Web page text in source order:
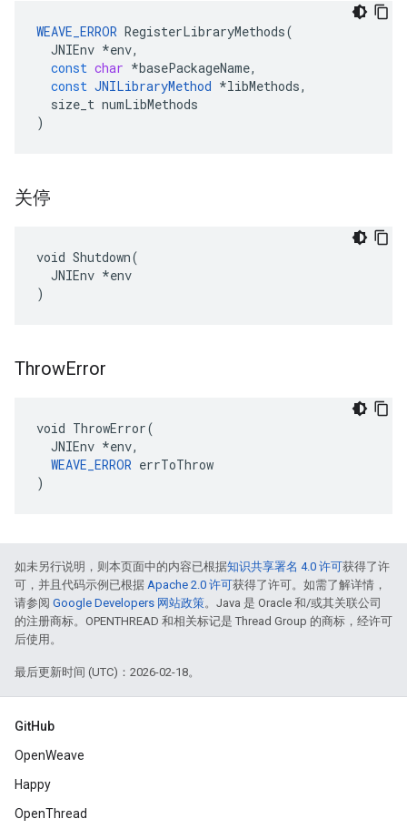
WEAVE_ERROR RegisterLibraryMethods(
JNIEnv *env,
const char *basePackageName,
const JNILibraryMethod *libMethods,
size_t numLibMethods
)
关停
void Shutdown(
  JNIEnv *env
)
ThrowError
void ThrowError(
  JNIEnv *env,
WEAVE_ERROR errToThrow
)
如未另行说明，则本页面中的内容已根据知识共享署名 4.0 许可获得了许
可，并且代码示例已根据 Apache 2.0 许可获得了许可。如需了解详情，
请参阅 Google Developers 网站政策。Java 是 Oracle 和/或其关联公司
的注册商标。OPENTHREAD 和相关标记是 Thread Group 的商标，经许可
后使用。
最后更新时间 (UTC)：2026-02-18。
GitHub
OpenWeave
Happy
OpenThread